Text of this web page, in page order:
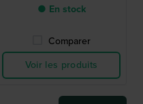
● En stock
Comparer
Voir les produits